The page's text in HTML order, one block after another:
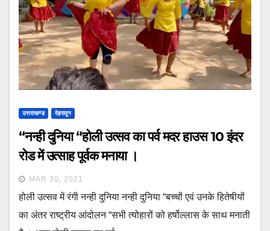
उत्तराखण्ड देहरादून
“नन्ही दुनिया “होली उत्सव का पर्व मदर हाउस 10 इंदर
रोड में उत्साह पूर्वक मनाया ।
MAR 30, 2021
होली उत्सव में रंगी नन्ही दुनिया नन्ही दुनिया “बच्चों एवं उनके हितेषीयों
का अंतर राष्ट्रीय आंदोलन “सभी त्योहारों को हर्षोल्लास के साथ मनाती